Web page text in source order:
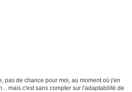
pas de chance pour moi, au moment où j'en
mais c'est sans compter sur l'adaptabilité de